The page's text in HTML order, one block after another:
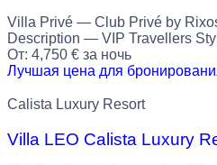
Villa Privé — Club Privé by
Description — VIP Travellers
От: 4,750 € за ночь
Лучшая цена для
Calista Luxury Resort
Villa LEO Calista Luxury